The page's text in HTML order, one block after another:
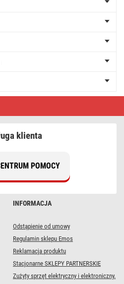
INFORMACJA
Odstąpienie od umowy
Regulamin sklepu Emos
Reklamacja produktu
Stacjonarne SKLEPY PARTNERSKIE
Zużyty sprzęt elektryczny i elektroniczny.
klienta
POMOCY